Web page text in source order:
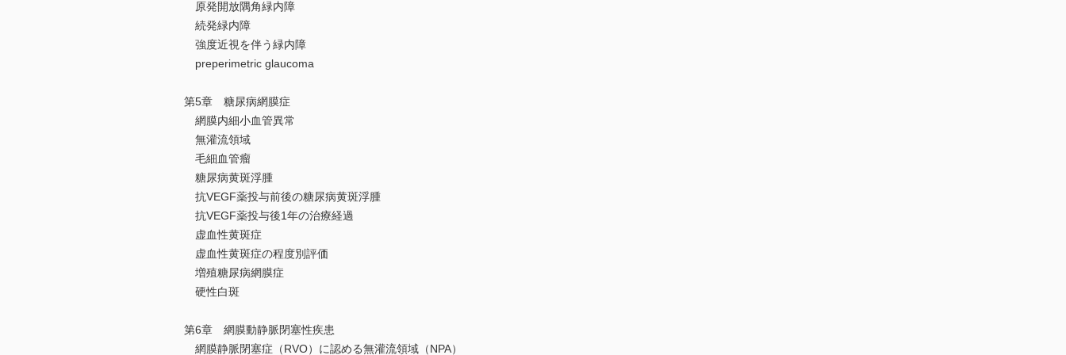
原発開放隅角緑内障
続発緑内障
強度近視を伴う緑内障
preperimetric glaucoma
第5章 糖尿病網膜症
網膜内細小血管異常
無灌流領域
毛細血管瘤
糖尿病黄斑浮腫
抗VEGF薬投与前後の糖尿病黄斑浮腫
抗VEGF薬投与後1年の治療経過
虚血性黄斑症
虚血性黄斑症の程度別評価
増殖糖尿病網膜症
硬性白斑
第6章 網膜動静脈閉塞性疾患
網膜静脈閉塞症（RVO）に認める無灌流領域（NPA）